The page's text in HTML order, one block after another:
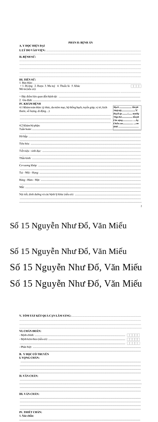
Số 15 Nguyễn Như Đổ, Văn Miếu
Số 15 Nguyễn Như Đổ, Văn Miếu​​​​
Số 15 Nguyễn Như Đổ, Văn Miếu​​​​
Số 15 Nguyễn Như Đổ, Văn Miếu​​​​